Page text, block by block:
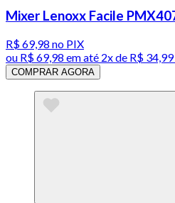
Mixer Lenoxx Facile
R$ 69,98 no PIX
ou R$ 69,98 em até 2x de R$
COMPRAR AGORA